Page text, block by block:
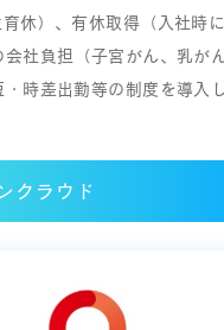
育休）、有休取得（入社時
会社負担（子宮がん、乳が
時差出勤等の制度を導入し
クラウド